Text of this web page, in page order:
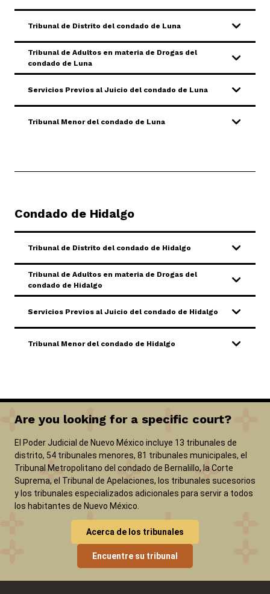
Tribunal de Distrito del condado de Luna
Tribunal de Adultos en materia de Drogas del
condado de Luna
Servicios Previos al Juicio del condado de Luna
Tribunal Menor del condado de Luna
Condado de Hidalgo
Tribunal de Distrito del condado de Hidalgo
Tribunal de Adultos en materia de Drogas del
condado de Hidalgo
Servicios Previos al Juicio del condado de Hidalgo
Tribunal Menor del condado de Hidalgo
Are you looking for a specific court?
El Poder Judicial de Nuevo México incluye 13 tribunales de
distrito, 54 tribunales menores, 81 tribunales municipales, el
Tribunal Metropolitano del condado de Bernalillo, la Corte
Suprema, el Tribunal de Apelaciones, los tribunales sucesorios
y los tribunales especializados adicionales para servir a todos
los habitantes de Nuevo México.
Acerca de los tribunales
Encuentre su tribunal